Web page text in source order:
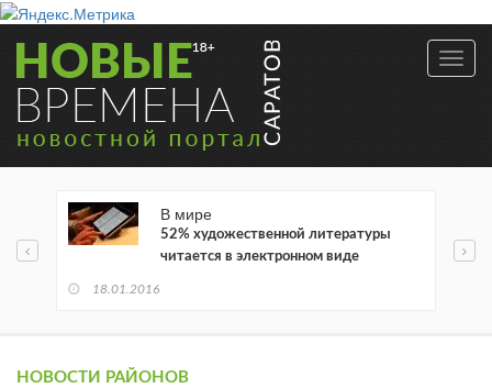
В мире
52% художественной литературы
читается в электронном виде
18.01.2016
НОВОСТИ РАЙОНОВ